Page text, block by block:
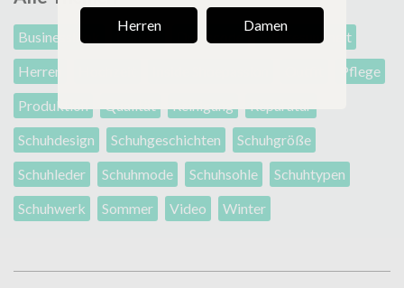
Businesslook Dresscode
Fußgesundheit
Herren
Pflege
Produktion
Qualität Reinigung
Reparatur
Schuhdesign
Schuhgeschichten
Schuhgröße
Schuhleder
Schuhmode Schuhsohle
Schuhtypen
Schuhwerk
Sommer Video Winter
Herren Damen